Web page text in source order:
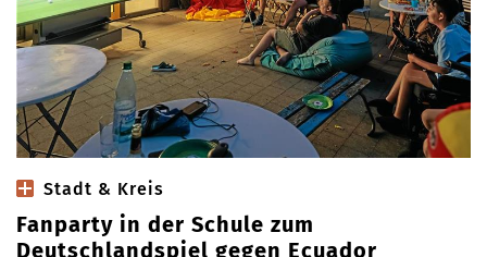
Stadt & Kreis
Fanparty in der Schule zum
Deutschlandspiel gegen Ecuador